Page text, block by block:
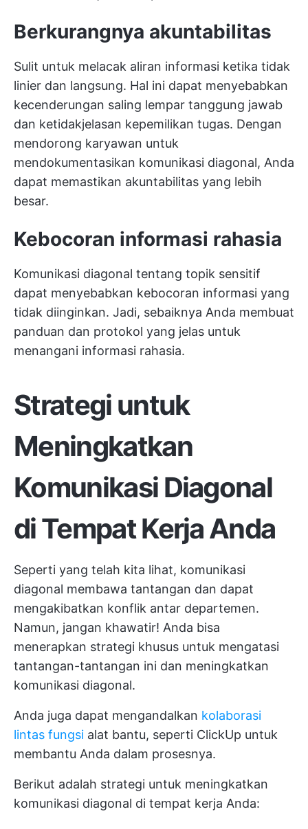
Berkurangnya akuntabilitas
Sulit untuk melacak aliran informasi ketika tidak
linier dan langsung. Hal ini dapat menyebabkan
kecenderungan saling lempar tanggung jawab
dan ketidakjelasan kepemilikan tugas. Dengan
mendorong karyawan untuk
mendokumentasikan komunikasi diagonal, Anda
dapat memastikan akuntabilitas yang lebih
besar.
Kebocoran informasi rahasia
Komunikasi diagonal tentang topik sensitif
dapat menyebabkan kebocoran informasi yang
tidak diinginkan. Jadi, sebaiknya Anda membuat
panduan dan protokol yang jelas untuk
menangani informasi rahasia.
Strategi untuk
Meningkatkan
Komunikasi Diagonal
di Tempat Kerja Anda
Seperti yang telah kita lihat, komunikasi
diagonal membawa tantangan dan dapat
mengakibatkan konflik antar departemen.
Namun, jangan khawatir! Anda bisa
menerapkan strategi khusus untuk mengatasi
tantangan-tantangan ini dan meningkatkan
komunikasi diagonal.
Anda juga dapat mengandalkan kolaborasi
lintas fungsi alat bantu, seperti ClickUp untuk
membantu Anda dalam prosesnya.
Berikut adalah strategi untuk meningkatkan
komunikasi diagonal di tempat kerja Anda: